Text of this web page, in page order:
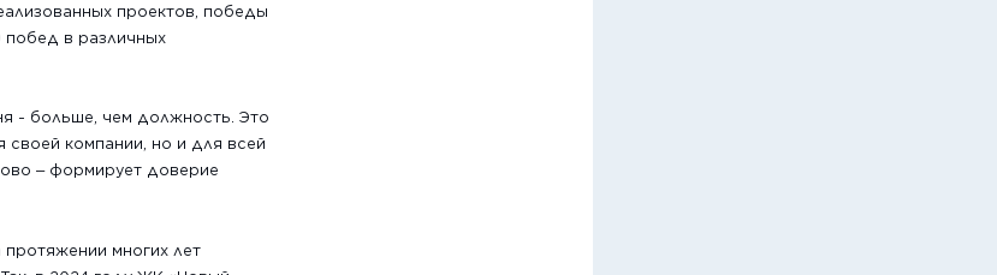
проектов, победы
побед в различных
- больше, чем должность. Это
своей компании, но и для всей
– формирует доверие
многих лет